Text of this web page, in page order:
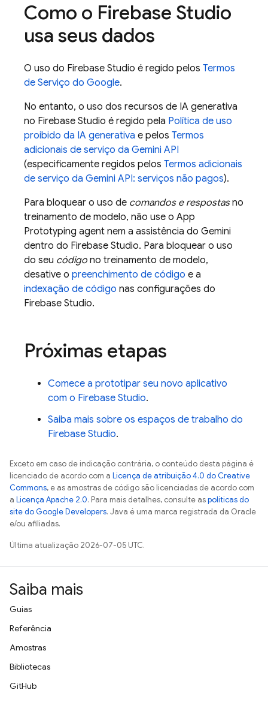
Como o Firebase Studio
usa seus dados
O uso do Firebase Studio é regido pelos Termos
de Serviço do Google.
No entanto, o uso dos recursos de IA generativa
no Firebase Studio é regido pela Política de uso
proibido da IA generativa e pelos Termos
adicionais de serviço da Gemini API
(especificamente regidos pelos Termos adicionais
de serviço da Gemini API: serviços não pagos).
Para bloquear o uso de comandos e respostasno
treinamento de modelo, não use o App
Prototyping agent nem a assistência do Gemini
dentro do Firebase Studio. Para bloquear o uso
do seu código no treinamento de modelo,
desative o preenchimento de código e a
indexação de código nas configurações do
Firebase Studio.
Próximas etapas
Comece a prototipar seu novo aplicativo
com o Firebase Studio.
Saiba mais sobre os espaços de trabalho do
Firebase Studio.
Exceto em caso de indicação contrária, o conteúdo desta página é
licenciado de acordo com a Licença de atribuição 4.0 do Creative
Commons, e as amostras de código são licenciadas de acordo com
a Licença Apache 2.0. Para mais detalhes, consulte aspolíticas do
site do Google Developers. Java é uma marca registrada da Oracle
e/ou afiliadas.
Última atualização 2026-07-05 UTC.
Saiba mais
Guias
Referência
Amostras
Bibliotecas
GitHub